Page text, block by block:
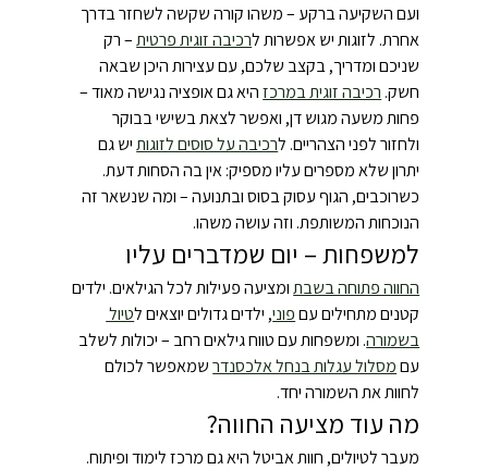
ועם השקיעה ברקע – משהו קורה שקשה לשחזר בדרך
אחרת. לזוגות יש אפשרות לרכיבה זוגית פרטית – רק
שניכם ומדריך, בקצב שלכם, עם עצירות היכן שבאה
חשק. רכיבה זוגית במרכז היא גם אופציה נגישה מאוד –
פחות משעה מגוש דן, ואפשר לצאת בשישי בבוקר
ולחזור לפני הצהריים. לרכיבה על סוסים לזוגות יש גם
יתרון שלא מספרים עליו מספיק: אין בה הסחות דעת.
כשרוכבים, הגוף עסוק בסוס ובתנועה – ומה שנשאר זה
הנוכחות המשותפת. וזה עושה משהו.
למשפחות – יום שמדברים עליו
החווה פתוחה בשבת ומציעה פעילות לכל הגילאים. ילדים
קטנים מתחילים עם פוני, ילדים גדולים יוצאים לטיול
בשמורה. ומשפחות עם טווח גילאים רחב – יכולות לשלב
עם מסלול עגלות בנחל אלכסנדר שמאפשר לכולם
לחוות את השמורה יחד.
מה עוד מציעה החווה?
מעבר לטיולים, חוות אביטל היא גם מרכז לימוד ופיתוח.